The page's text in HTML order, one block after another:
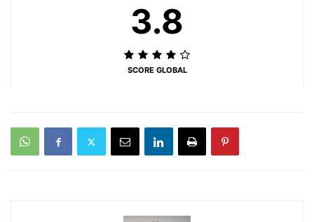
3.8
SCORE GLOBAL